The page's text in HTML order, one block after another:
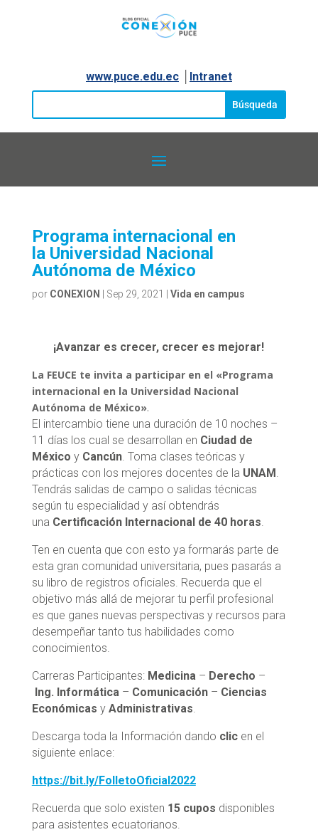
www.puce.edu.ec│ Intranet
Programa internacional en
la Universidad Nacional
Autónoma de México
por CONEXION Sep 29, 2021 Vida en campus
¡Avanzar es crecer, crecer es mejorar!
La FEUCE te invita a participar en el «Programa
internacional en la Universidad Nacional
Autónoma de México».
El intercambio tiene una duración de 10 noches –
11 días los cual se desarrollan en Ciudad de
México y Cancún. Toma clases teóricas y
prácticas con los mejores docentes de la UNAM .
Tendrás salidas de campo o salidas técnicas
según tu especialidad y así obtendrás
una Certificación Internacional de 40 horas.
Ten en cuenta que con esto ya formarás parte de
esta gran comunidad universitaria, pues pasarás a
su libro de registros oficiales. Recuerda que el
objetivo más allá de mejorar tu perfil profesional
es que ganes nuevas perspectivas y recursos para
desempeñar tanto tus habilidades como
conocimientos.
Carreras Participantes: Medicina– Derecho –
Ing. Informática– Comunicación– Ciencias
Económicas y Administrativas.
Descarga toda la Información dando clicen el
siguiente enlace:
https://bit.ly/FolletoOficial2022
Recuerda que solo existen 15 cupos disponibles
para asistentes ecuatorianos.